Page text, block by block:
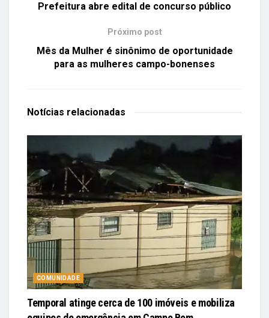
Prefeitura abre edital de concurso público
Próximo post
Mês da Mulher é sinônimo de oportunidade
para as mulheres campo-bonenses
Notícias relacionadas
COMUNIDADE
Temporal atinge cerca de 100 imóveis e mobiliza